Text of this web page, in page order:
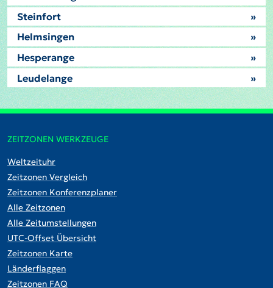
Steinfort
»
Helmsingen
»
Hesperange
»
Leudelange
»
ZEITZONEN WERKZEUGE
Weltzeituhr
Zeitzonen Vergleich
Zeitzonen Konferenzplaner
Alle Zeitzonen
Alle Zeitumstellungen
UTC-Offset Übersicht
Zeitzonen Karte
Länderflaggen
Zeitzonen FAQ